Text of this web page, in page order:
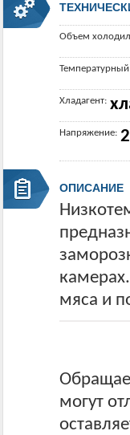
Объем
Хладагент:
Напряжение:
ОПИСАНИЕ
мяса и
могут